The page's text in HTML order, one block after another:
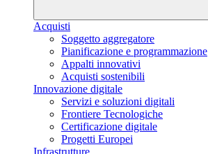
Acquisti
Soggetto aggregatore
Pianificazione e programmazione
Appalti innovativi
Acquisti sostenibili
Innovazione digitale
Servizi e soluzioni digitali
Frontiere Tecnologiche
Certificazione digitale
Progetti Europei
Infrastrutture